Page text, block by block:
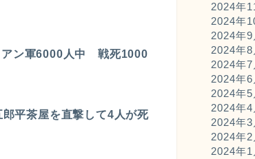
ン軍6000人中 戦死1000
平茶屋を直撃して4人が死
2024年
2024年
2024年9
2024年8
2024年7
2024年6
2024年5
2024年4
2024年3
2024年2
2024年1